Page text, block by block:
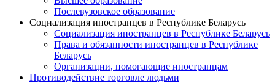
Послевузовское образование
Социализация иностранцев в Республике Беларусь
Социализация иностранцев в Республике Беларусь
Права и обязанности иностранцев в Республике
Беларусь
Oрганизации, помогающие иностранцам
Противодействие торговле людьми